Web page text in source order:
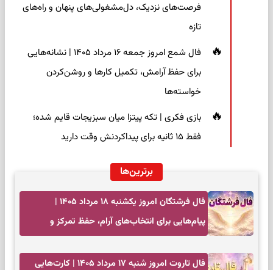
فرصت‌های نزدیک، دل‌مشغولی‌های پنهان و راه‌های
تازه
فال شمع امروز جمعه ۱۶ مرداد ۱۴۰۵ | نشانه‌هایی
برای حفظ آرامش، تکمیل کارها و روشن‌کردن
خواسته‌ها
بازی فکری | تکه پیتزا میان سبزیجات قایم شده؛
فقط ۱۵ ثانیه برای پیداکردنش وقت دارید
برترین‌ها
فال فرشتگان امروز یکشنبه ۱۸ مرداد ۱۴۰۵ |
پیام‌هایی برای انتخاب‌های آرام، حفظ تمرکز و
فال تاروت امروز شنبه ۱۷ مرداد ۱۴۰۵ | کارت‌هایی